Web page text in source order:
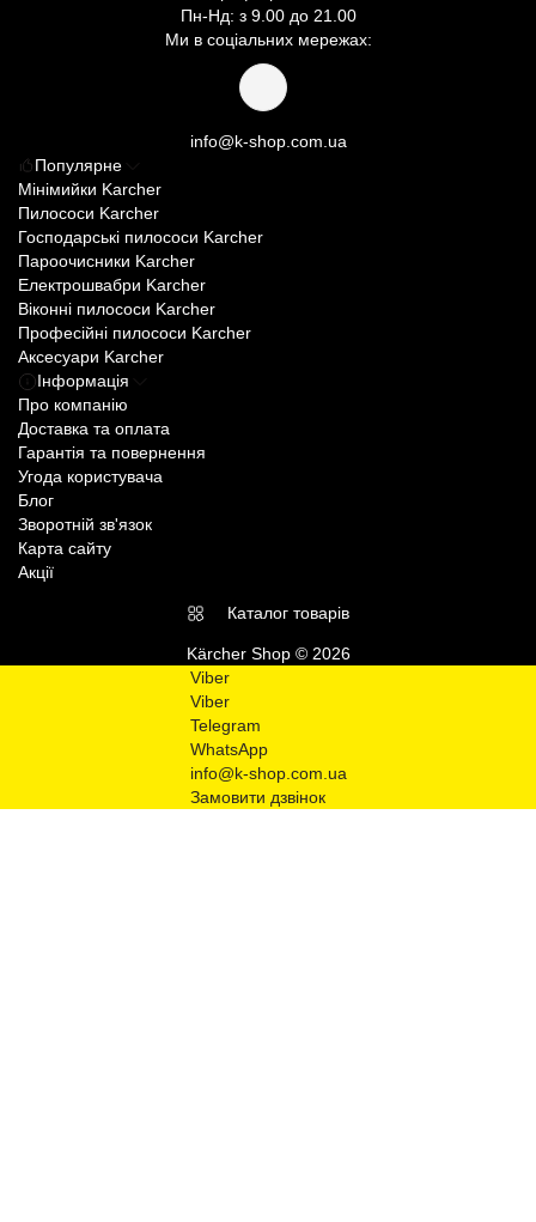
Пн-Нд: з 9.00 до 21.00
Ми в соціальних мережах:
info@k-shop.com.ua
Популярне
Мінімийки Karcher
Пилососи Karcher
Господарські пилососи Karcher
Пароочисники Karcher
Електрошвабри Karcher
Віконні пилососи Karcher
Професійні пилососи Karcher
Аксесуари Karcher
Інформація
Про компанію
Доставка та оплата
Гарантія та повернення
Угода користувача
Блог
Зворотній зв'язок
Карта сайту
Акції
Каталог товарів
Kärcher Shop © 2026
Viber
Viber
Telegram
WhatsApp
info@k-shop.com.ua
Замовити дзвінок